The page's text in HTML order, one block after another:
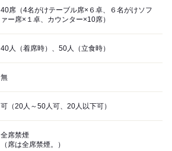
40席（4名がけテーブル席×６卓、６名がけソフ
ァー席×１卓、カウンター×10席）
40人（着席時）、50人（立食時）
無
可（20人～50人可、20人以下可）
全席禁煙
（席は全席禁煙。）